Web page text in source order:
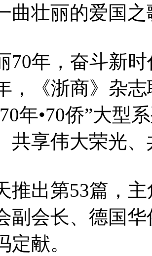
曲壮丽的爱国之
年，奋斗新时
，《浙商》杂
年•70侨”大型
共享伟大荣光
出第53篇，主
副会长、德国
定献。